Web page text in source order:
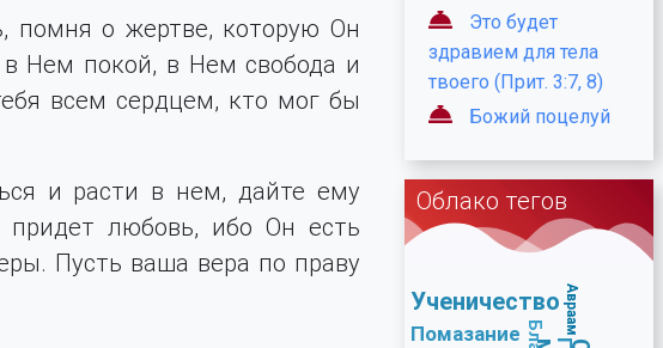
помня о жертве, которую Он
Нем покой, в Нем свобода и
всем сердцем, кто мог бы
и расти в нем, дайте ему
придет любовь, ибо Он есть
Пусть ваша вера по праву
Это будет
здравием для тела
твоего (Прит. 3:7, 8)
Божий поцелуй
Облако тегов
УченичествоАвраам
Помазание